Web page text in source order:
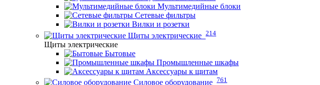
Мультимедийные блоки
Сетевые фильтры
Вилки и розетки
Щиты электрические 214
Щиты электрические
Бытовые
Промышленные шкафы
Аксессуары к щитам
Силовое оборудование 761